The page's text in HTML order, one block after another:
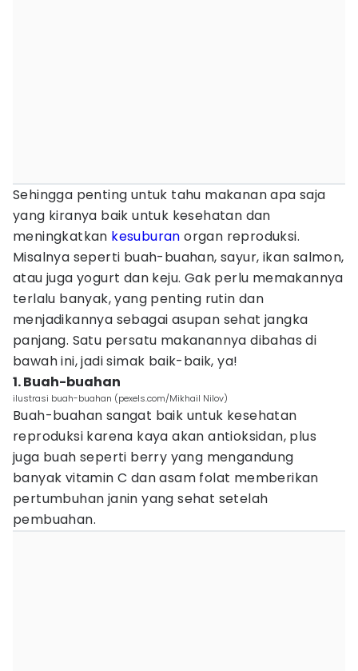
Sehingga penting untuk tahu makanan apa saja
yang kiranya baik untuk kesehatan dan
meningkatkan kesuburan organ reproduksi.
Misalnya seperti buah-buahan, sayur, ikan salmon,
atau juga yogurt dan keju. Gak perlu memakannya
terlalu banyak, yang penting rutin dan
menjadikannya sebagai asupan sehat jangka
panjang. Satu persatu makanannya dibahas di
bawah ini, jadi simak baik-baik, ya!
1. Buah-buahan
ilustrasi buah-buahan (pexels.com/Mikhail Nilov)
Buah-buahan sangat baik untuk kesehatan
reproduksi karena kaya akan antioksidan, plus
juga buah seperti berry yang mengandung
banyak vitamin C dan asam folat memberikan
pertumbuhan janin yang sehat setelah
pembuahan.